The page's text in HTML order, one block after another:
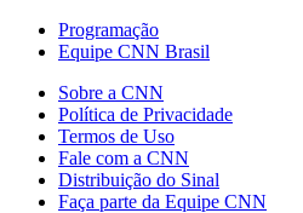
Programação
Equipe CNN Brasil
Sobre a CNN
Política de Privacidade
Termos de Uso
Fale com a CNN
Distribuição do Sinal
Faça parte da Equipe CNN